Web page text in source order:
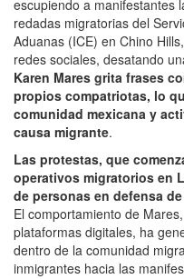
escupiendo a manifestantes
redadas migratorias del
Aduanas (ICE) en Chino
redes sociales, desatando
Karen Mares grita frases
propios compatriotas, lo
comunidad mexicana y
causa migrante.
Las protestas, que
operativos migratorios en
de personas en defensa
El comportamiento de
plataformas digitales, ha
dentro de la comunidad
inmigrantes hacia las